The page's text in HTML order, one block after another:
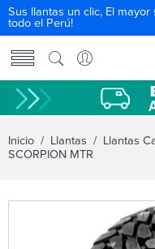
Sus llantas un clic, El
todo el Perú!
Inicio / Llantas / Llantas
SCORPION MTR